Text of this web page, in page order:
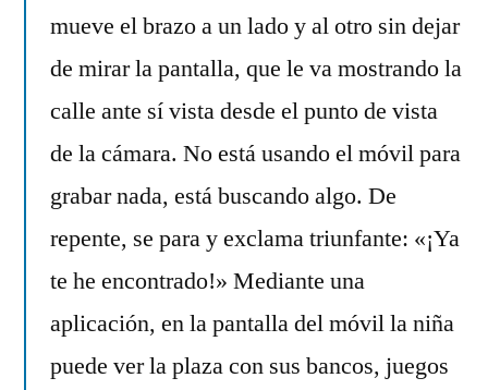
mueve el brazo a un lado y al otro sin dejar
de mirar la pantalla, que le va mostrando la
calle ante sí vista desde el punto de vista
de la cámara. No está usando el móvil para
grabar nada, está buscando algo. De
repente, se para y exclama triunfante: «¡Ya
te he encontrado!» Mediante una
aplicación, en la pantalla del móvil la niña
puede ver la plaza con sus bancos, juegos